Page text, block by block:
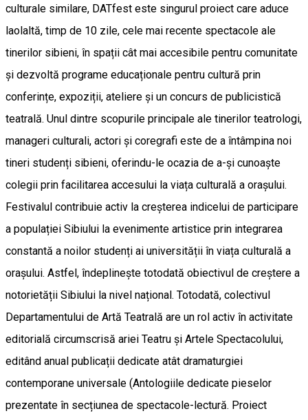
culturale similare, DATfest este singurul proiect care aduce
laolaltă, timp de 10 zile, cele mai recente spectacole ale
tinerilor sibieni, în spații cât mai accesibile pentru comunitate
și dezvoltă programe educaționale pentru cultură prin
conferințe, expoziții, ateliere și un concurs de publicistică
teatrală. Unul dintre scopurile principale ale tinerilor teatrologi,
manageri culturali, actori și coregrafi este de a întâmpina noi
tineri studenți sibieni, oferindu-le ocazia de a-și cunoaște
colegii prin facilitarea accesului la viața culturală a orașului.
Festivalul contribuie activ la creșterea indicelui de participare
a populației Sibiului la evenimente artistice prin integrarea
constantă a noilor studenți ai universității în viața culturală a
orașului. Astfel, îndeplinește totodată obiectivul de creștere a
notorietății Sibiului la nivel național. Totodată, colectivul
Departamentului de Artă Teatrală are un rol activ în activitate
editorială circumscrisă ariei Teatru și Artele Spectacolului,
editând anual publicații dedicate atât dramaturgiei
contemporane universale (Antologiile dedicate pieselor
prezentate în secțiunea de spectacole-lectură. Proiect